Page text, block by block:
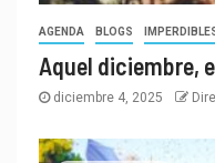
AGENDA BLOGS
Aquel diciembre,
diciembre 4, 2025